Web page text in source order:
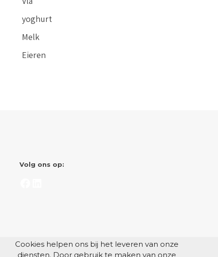
yoghurt
Melk
Eieren
Volg ons op:
Cookies helpen ons bij het leveren van onze
diensten. Door gebruik te maken van onze